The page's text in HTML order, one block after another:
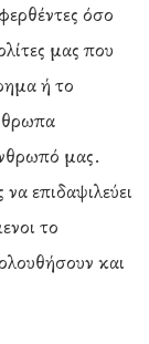
όσο
μας που
ή το
μας.
επιδαψιλεύει
το
και